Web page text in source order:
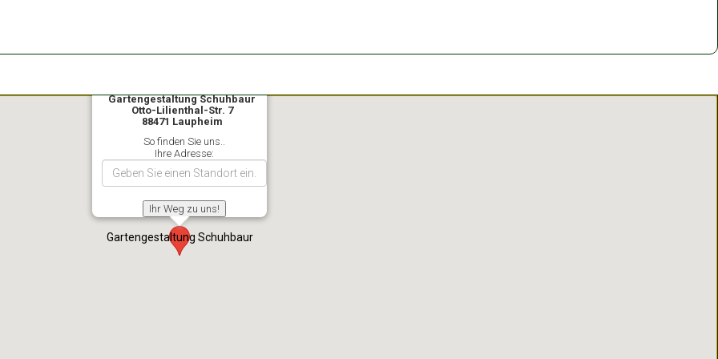
Gartengestaltung Schuhbaur
Gartengestaltung Schuhbaur
Otto-Lilienthal-Str. 7
88471 Laupheim
So finden Sie uns..
Ihre Adresse: